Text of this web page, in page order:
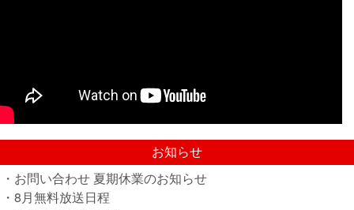
お知らせ
・お問い合わせ 夏期休業のお知らせ
・8月無料放送日程